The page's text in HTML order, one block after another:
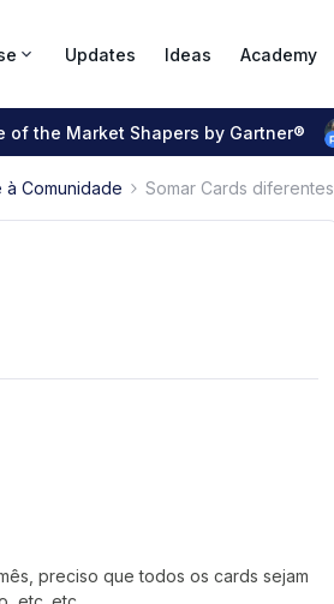
Updates Ideas Academy
of the Market Shapers by Gartner®
à Comunidade Somar Cards diferentes
preciso que todos os cards sejam